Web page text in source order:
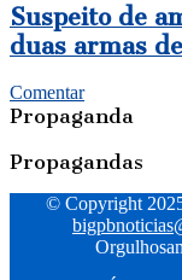
Suspeito de
duas armas
Comentar
Propaganda
Propagandas
© Copyright